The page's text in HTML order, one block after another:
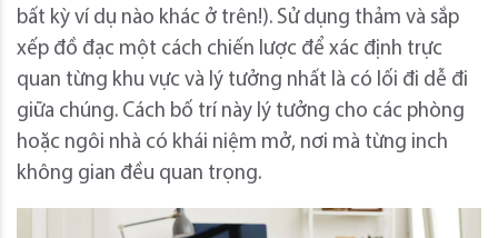
bất kỳ ví dụ nào khác ở trên!). Sử dụng thảm và sắp
xếp đồ đạc một cách chiến lược để xác định trực
quan từng khu vực và lý tưởng nhất là có lối đi dễ đi
giữa chúng. Cách bố trí này lý tưởng cho các phòng
hoặc ngôi nhà có khái niệm mở, nơi mà từng inch
không gian đều quan trọng.